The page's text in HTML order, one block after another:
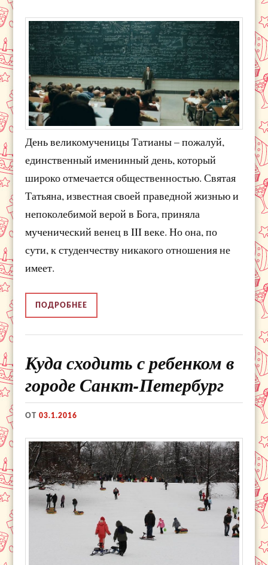
День великомученицы Татианы – пожалуй,
единственный именинный день, который
широко отмечается общественностью. Святая
Татьяна, известная своей праведной жизнью и
непоколебимой верой в Бога, приняла
мученический венец в III веке. Но она, по
сути, к студенчеству никакого отношения не
имеет.
ПОДРОБНЕЕ
Куда сходить с ребенком в
городе Санкт-Петербург
ОТ03.1.2016